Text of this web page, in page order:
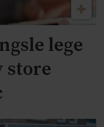
lege
store